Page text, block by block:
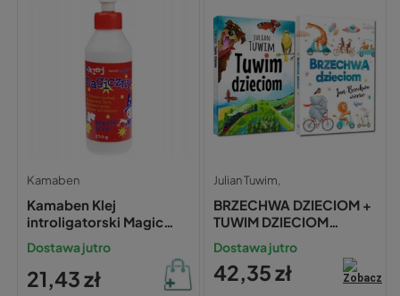
Kamaben
Kamaben Klej
introligatorski Magic
250 g
Dostawa jutro
21,43 zł
Julian Tuwim,
BRZECHWA DZIECIOM +
TUWIM DZIECIOM
ZESTAW Jan Brzechwa
Julian Tuwim BR TW
Dostawa jutro
42,35 zł